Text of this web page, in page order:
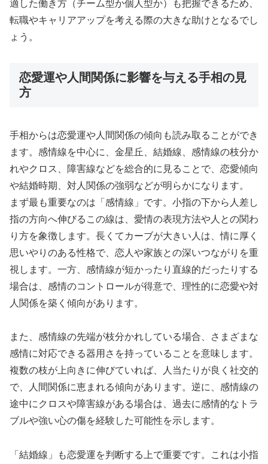
適した働き方（チーム型か個人型か）も把握できるため、
転職やキャリアアップを考える際の大きな助けとなるでし
ょう。
恋愛運や人間関係に影響を与える手相の見
方
手相からは恋愛運や人間関係の傾向も読み取ることができ
ます。感情線を中心に、金星丘、結婚線、感情線の枝分か
れやクロス、障害線などを総合的に見ることで、恋愛傾向
や結婚時期、対人関係の強弱などが明らかになります。
まず最も重要なのは「感情線」です。小指の下から人差し
指の方向へ伸びるこの線は、愛情の表現方法や人との関わ
り方を象徴します。長くてカーブが大きい人は、情に厚く
思いやりのある性格で、恋人や家族との深いつながりを重
視します。一方、感情線が短かったり直線的だったりする
場合は、感情のコントロールが得意で、理性的に恋愛や対
人関係を築く傾向があります。
また、感情線の先端が枝分かれしている場合、さまざまな
感情に対応できる器用さを持っていることを意味します。
複数の枝が上向きに伸びていれば、人当たりが良く社交的
で、人間関係に恵まれる傾向があります。逆に、感情線の
途中にクロスや障害線がある場合は、過去に感情的なトラ
ブルや強い心の傷を経験した可能性を示します。
「結婚線」も恋愛運を判断する上で重要です。これは小指